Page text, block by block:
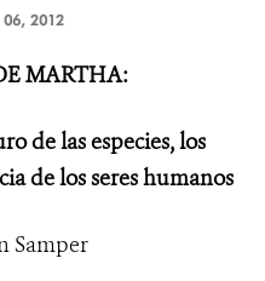
06, 2012
MARTHA:
de las especies, los
de los seres humanos
Samper